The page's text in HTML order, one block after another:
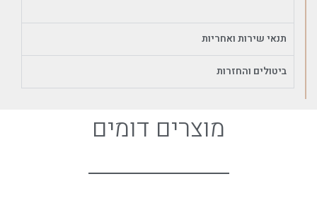
תנאי שירות ואחריות
ביטולים והחזרות
מוצרים דומים